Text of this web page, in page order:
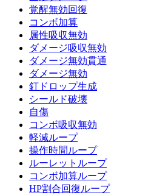
覚醒無効回復
コンボ加算
属性吸収無効
ダメージ吸収無効
ダメージ無効貫通
ダメージ無効
釘ドロップ生成
シールド破壊
自傷
コンボ吸収無効
軽減ループ
操作時間ループ
ルーレットループ
コンボ加算ループ
HP割合回復ループ